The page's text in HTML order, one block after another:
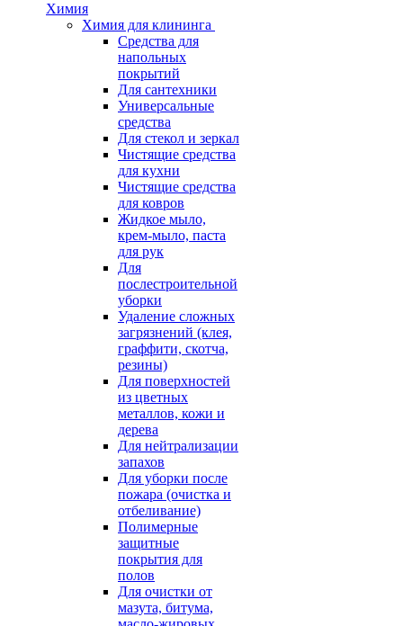
Химия
Химия для клининга
Средства для
напольных
покрытий
Для сантехники
Универсальные
средства
Для стекол и зеркал
Чистящие средства
для кухни
Чистящие средства
для ковров
Жидкое мыло,
крем-мыло, паста
для рук
Для
послестроительной
уборки
Удаление сложных
загрязнений (клея,
граффити, скотча,
резины)
Для поверхностей
из цветных
металлов, кожи и
дерева
Для нейтрализации
запахов
Для уборки после
пожара (очистка и
отбеливание)
Полимерные
защитные
покрытия для
полов
Для очистки от
мазута, битума,